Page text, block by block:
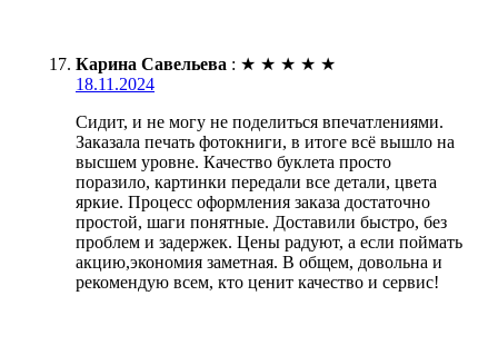
Карина Савельева : ★ ★ ★ ★ ★
18.11.2024
Сидит, и не могу не поделиться впечатлениями.
Заказала печать фотокниги, в итоге всё вышло на
высшем уровне. Качество буклета просто
поразило, картинки передали все детали, цвета
яркие. Процесс оформления заказа достаточно
простой, шаги понятные. Доставили быстро, без
проблем и задержек. Цены радуют, а если поймать
акцию,экономия заметная. В общем, довольна и
рекомендую всем, кто ценит качество и сервис!